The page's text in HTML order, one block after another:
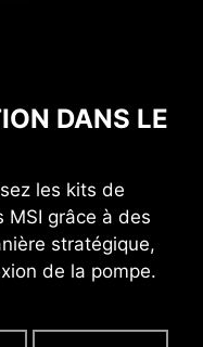
DANS LE
les kits de
grâce à des
stratégique,
de la pompe.
UNE